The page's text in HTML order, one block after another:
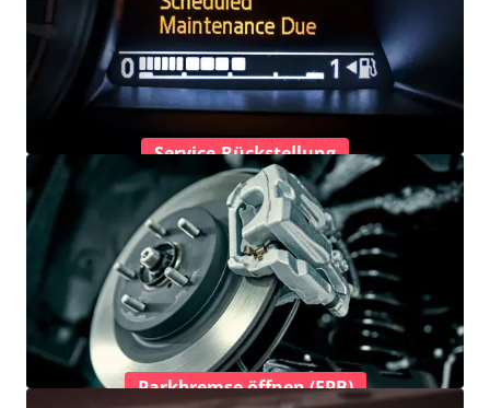
Service-Rückstellung
Parkbremse öffnen (EPB)